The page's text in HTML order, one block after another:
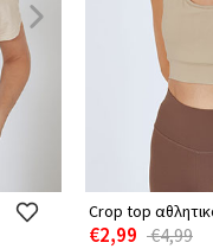
Crop top
€2,99 €4,99